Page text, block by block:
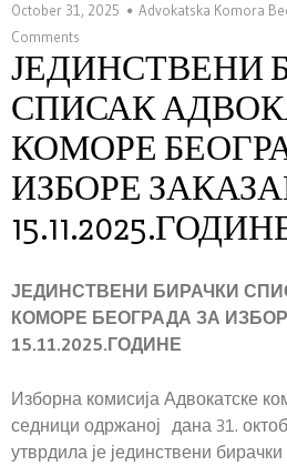
October 31, 2025 Advokatska Komora
Comments
ЈЕДИНСТВЕНИ
СПИСАК
КОМОРЕ
ИЗБОРЕ
ЈЕДИНСТВЕНИ БИРАЧКИ
КОМОРЕ БЕОГРАДА ЗА
15.11.2025.ГОДИНЕ
Изборна комисија Адвокатске
седници одржаној дана 31.
утврдила је јединствени